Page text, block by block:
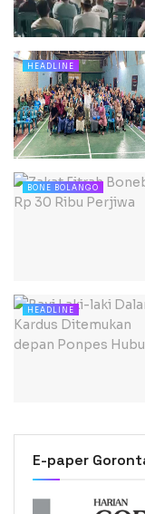
HEADLINE
BONE BOLANGO
HEADLINE
E-paper